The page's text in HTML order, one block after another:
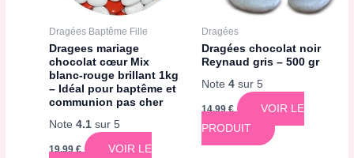
Dragées Baptême Fille
Dragees mariage
chocolat cœur Mix
blanc-rouge brillant 1kg
– Idéal pour baptême et
communion pas cher
Note4.1 sur 5
19,99€
VOIR LE
Dragées
Dragées chocolat noir
Reynaud gris – 500 gr
Note 4sur 5
14,99€
VOIR LE
PRODUIT